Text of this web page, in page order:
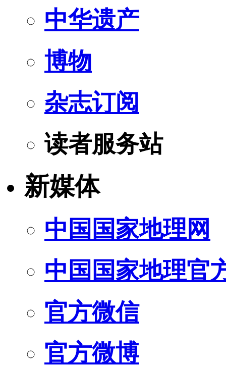
中华遗产
博物
杂志订阅
读者服务站
新媒体
中国国家地理网
中国国家地理官
官方微信
官方微博